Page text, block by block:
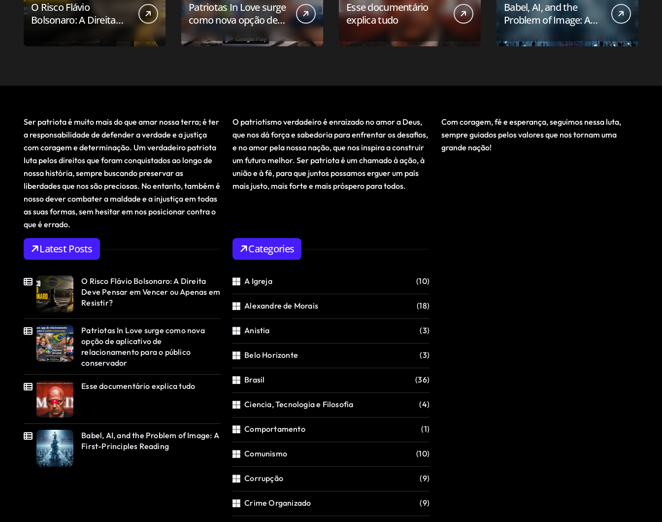
O Risco Flávio
Bolsonaro: A Direita
Vencer ou Apenas em
Patriotas In Love surge
como nova opção de
aplicativo de
relacionamento para o
Esse documentário
explica tudo
Babel, AI, and the
Problem of Image: A
Ser patriota é muito mais do que amar nossa terra; é ter
a responsabilidade de defender a verdade e a justiça
com coragem e determinação. Um verdadeiro patriota
luta pelos direitos que foram conquistados ao longo de
nossa história, sempre buscando preservar as
liberdades que nos são preciosas. No entanto, também é
nosso dever combater a maldade e a injustiça em todas
as suas formas, sem hesitar em nos posicionar contra o
que é errado.
O patriotismo verdadeiro é enraizado no amor a Deus,
que nos dá força e sabedoria para enfrentar os desafios,
e no amor pela nossa nação, que nos inspira a construir
um futuro melhor. Ser patriota é um chamado à ação, à
união e à fé, para que juntos possamos erguer um país
mais justo, mais forte e mais próspero para todos.
Com coragem, fé e esperança, seguimos nessa luta,
sempre guiados pelos valores que nos tornam uma
grande nação!
Latest Posts
O Risco Flávio Bolsonaro: A Direita
Deve Pensar em Vencer ou Apenas em
Resistir?
Patriotas In Love surge como nova
opção de aplicativo de
relacionamento para o público
conservador
Esse documentário explica tudo
Babel, AI, and the Problem of Image: A
First-Principles Reading
Categories
A Igreja (10)
Alexandre de Morais (18)
Anistia (3)
Belo Horizonte (3)
Brasil (36)
Ciencia, Tecnologia e Filosofia (4)
Comportamento (1)
Comunismo (10)
Corrupção (9)
Crime Organizado (9)